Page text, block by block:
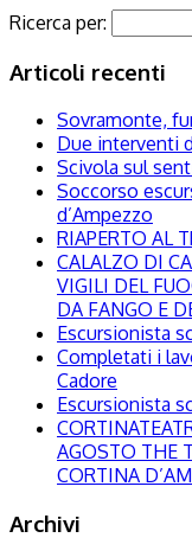
Ricerca per:
Articoli recenti
Sovramonte,
Due interventi
Scivola sul
Soccorso
d’Ampezzo
RIAPERTO AL
CALALZO DI
VIGILI DEL
DA FANGO E
Escursionista
Completati i
Cadore
Escursionista
AGOSTO THE
CORTINA
Archivi